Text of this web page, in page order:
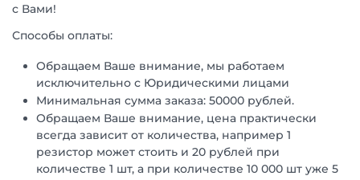
с Вами!
Способы оплаты:
Обращаем Ваше внимание, мы работаем
исключительно с Юридическими лицами
Минимальная сумма заказа: 50000 рублей.
Обращаем Ваше внимание, цена практически
всегда зависит от количества, например 1
резистор может стоить и 20 рублей при
количестве 1 шт, а при количестве 10 000 шт уже 5